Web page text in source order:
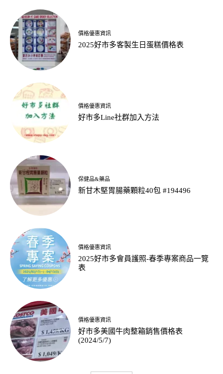
價格優惠資訊
2025好市多客製生日蛋糕價格表
價格優惠資訊
好市多Line社群加入方法
保健品&藥品
新甘木堅胃腸藥顆粒40包 #194496
價格優惠資訊
2025好市多會員護照-春季專案商品一覽
表
價格優惠資訊
好市多美國牛肉整箱銷售價格表
(2024/5/7)